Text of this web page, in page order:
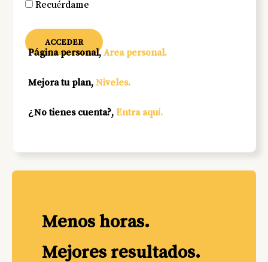
Recuérdame
Página personal, Area personal.
Mejora tu plan, Niveles.
¿No tienes cuenta?, Entra aquí.
Menos horas.
Mejores resultados.